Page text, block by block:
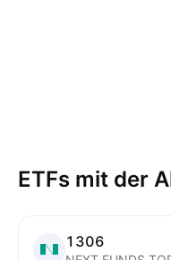
ETFs mit der
1306